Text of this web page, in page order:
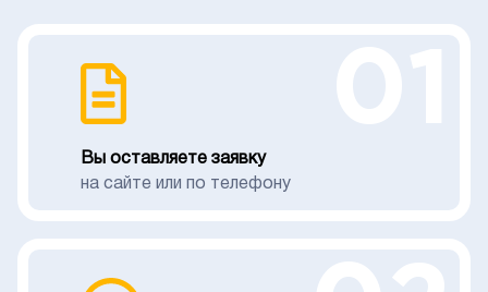
Вы оставляете заявку
на сайте или по телефону